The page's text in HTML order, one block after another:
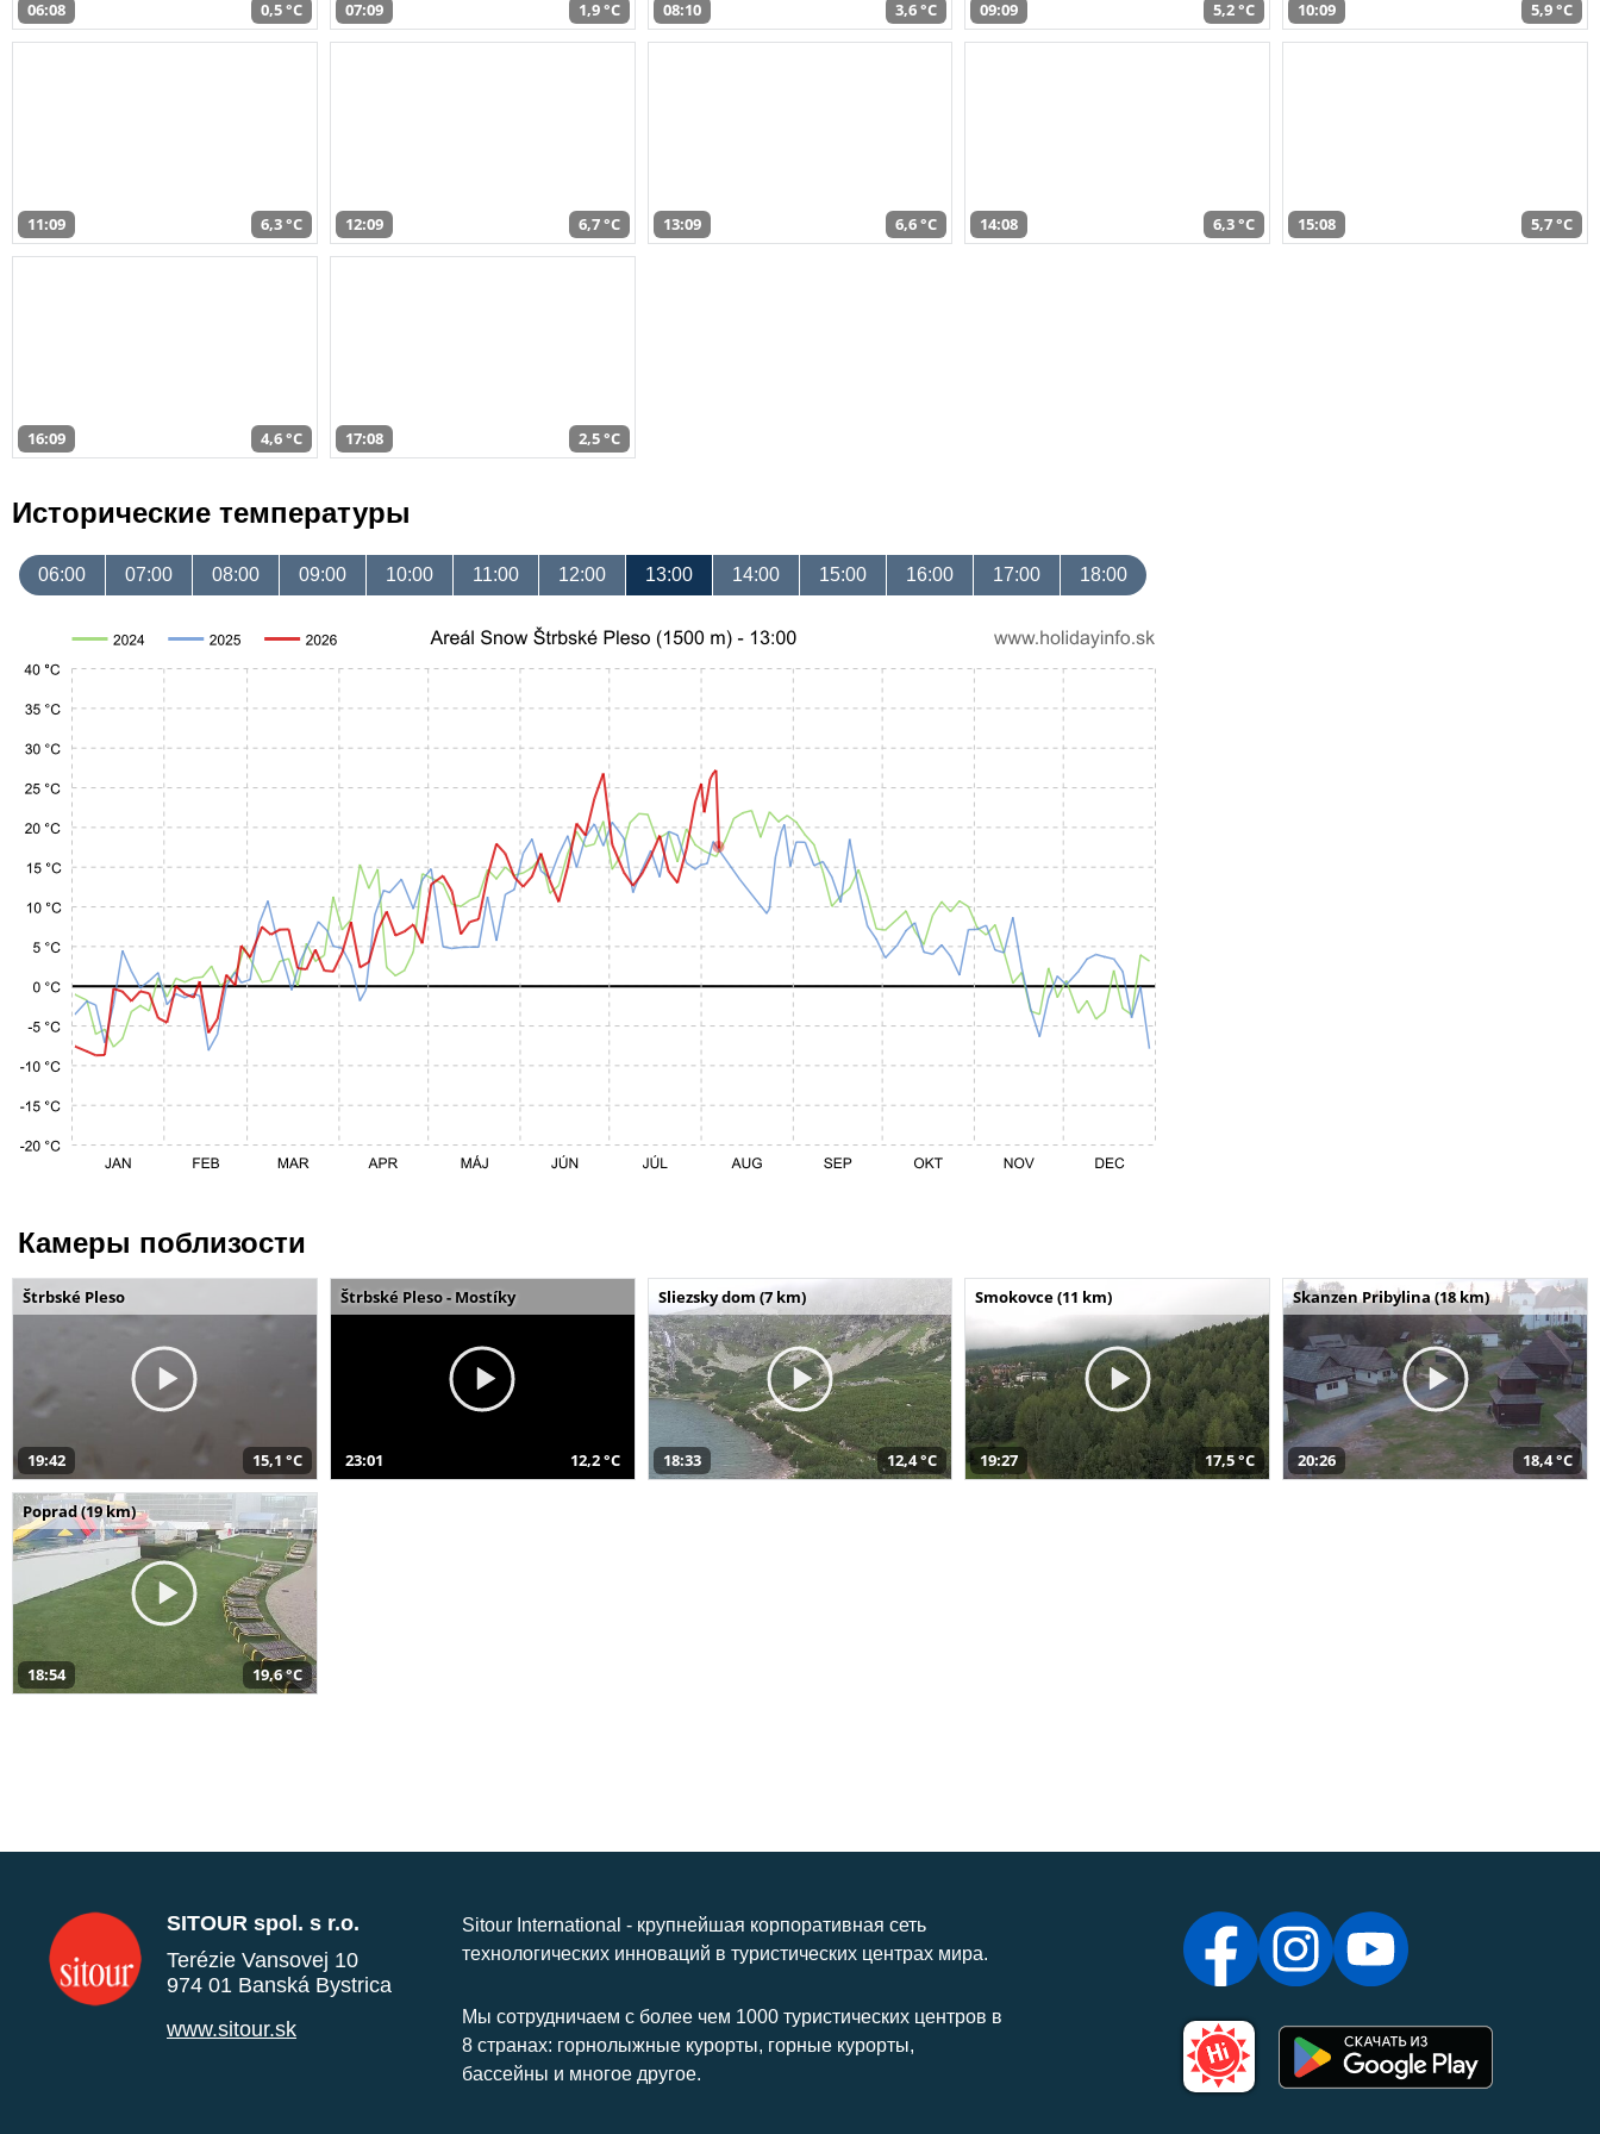
06:08 0,5 °C 07:09 1,9 °C 08:10 3,6 °C 09:09 5,2 °C 10:09 5,9 °C
11:09 6,3 °C 12:09 6,7 °C 13:09 6,6 °C 14:08 6,3 °C 15:08 5,7 °C
16:09 4,6 °C 17:08 2,5 °C
Исторические температуры
06:00 07:00 08:00 09:00 10:00 11:00 12:00 13:00 14:00 15:00 16:00 17:00 18:00
Камеры поблизости
Štrbské Pleso
19:42 15,1 °C
Štrbské Pleso - Mostíky
23:01 12,2 °C
Sliezsky dom (7 km)
18:33 12,4 °C
Smokovce (11 km)
19:27 17,5 °C
Skanzen Pribylina (18 km)
20:26 18,4 °C
Poprad (19 km)
18:54 19,6 °C
SITOUR spol. s r.o.
Terézie Vansovej 10
974 01 Banská Bystrica
www.sitour.sk
Sitour International - крупнейшая корпоративная сеть
технологических инноваций в туристических центрах мира.
Мы сотрудничаем с более чем 1000 туристических центров в
8 странах: горнолыжные курорты, горные курорты,
бассейны и многое другое.